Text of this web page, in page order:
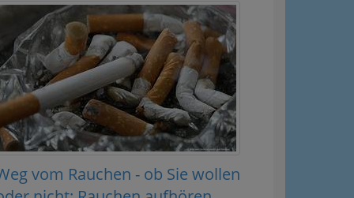
vom Rauchen - ob Sie wollen